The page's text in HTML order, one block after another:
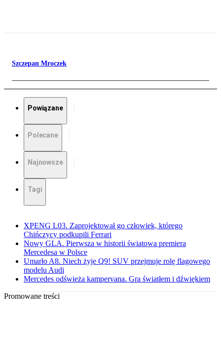
Szczepan Mroczek
Powiązane
Polecane
Najnowsze
Tagi
XPENG L03. Zaprojektował go człowiek, którego
Chińczycy podkupili Ferrari
Nowy GLA. Pierwsza w historii światowa premiera
Mercedesa w Polsce
Umarło A8. Niech żyje Q9! SUV przejmuje rolę flagowego
modelu Audi
Mercedes odświeża kampervana. Gra światłem i dźwiękiem
Promowane treści